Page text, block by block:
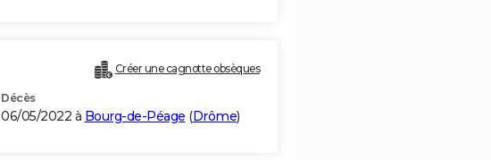
Créer une cagnotte obsèques
Décès
06/05/2022 à Bourg-de-Péage (Drôme)